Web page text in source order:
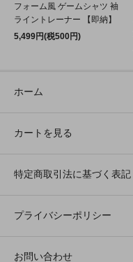
フォーム風 ゲームシャツ 袖
ライントレーナー 【即納】
5,499円(税500円)
ホーム
カートを見る
特定商取引法に基づく表記
プライバシーポリシー
お問い合わせ